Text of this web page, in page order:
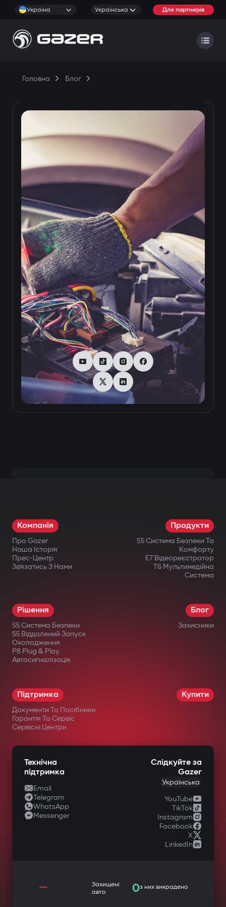
Україна Українська Для партнерів
Головна Блог
Компанія
Про Gazer
Наша Історія
Прес-Центр
Зв’язатись З Нами
Продукти
S5 Система Безпеки Та
Комфорту
E7 Відеореєстратор
T6 Мультимедійна
Система
Рішення
S5 Система Безпеки
S5 Віддалений Запуск
Охолодження
P8 Plug & Play
Автосигналізація
Блог
Захисники
Підтримка
Документи Та Посібники
Гарантія Та Сервіс
Сервісні Центри
Купити
Технічна
підтримка
Email
Telegram
WhatsApp
Messenger
Слідкуйте за
Gazer
Українська
YouTube
TikTok
Instagram
Facebook
X
LinkedIn
—
Захищені
авто
0з них викрадено